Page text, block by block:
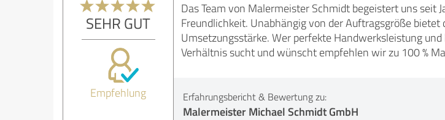
SEHR GUT
Empfehlung
Das Team von Malermeister Schmidt begeistert uns seit
Freundlichkeit. Unabhängig von der Auftragsgröße
Umsetzungsstärke. Wer perfekte Handwerksleistung
Verhältnis sucht und wünscht empfehlen wir zu 100 %
Erfahrungsbericht & Bewertung zu:
Malermeister Michael Schmidt GmbH